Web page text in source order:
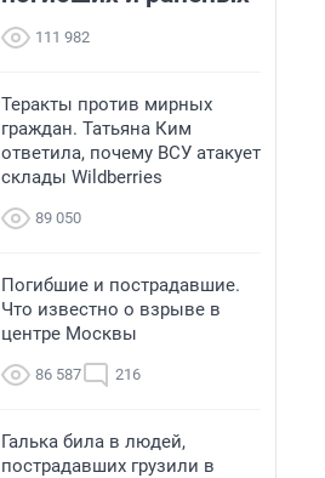
111 982
Теракты против мирных
граждан. Татьяна Ким
ответила, почему ВСУ атакует
склады Wildberries
89 050
Погибшие и пострадавшие.
Что известно о взрыве в
центре Москвы
86 587 216
Галька била в людей,
пострадавших грузили в